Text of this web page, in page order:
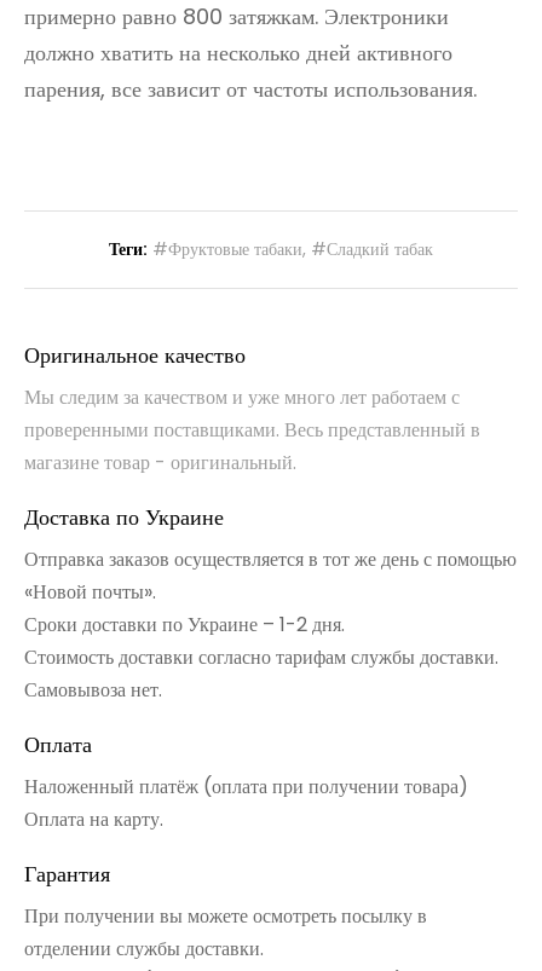
примерно равно 800 затяжкам. Электроники
должно хватить на несколько дней активного
парения, все зависит от частоты использования.
Теги: #Фруктовые табаки, #Сладкий табак
Оригинальное качество
Мы следим за качеством и уже много лет работаем с
проверенными поставщиками. Весь представленный в
магазине товар - оригинальный.
Доставка по Украине
Отправка заказов осуществляется в тот же день с помощью
«Новой почты».
Сроки доставки по Украине – 1-2 дня.
Стоимость доставки согласно тарифам службы доставки.
Самовывоза нет.
Оплата
Наложенный платёж (оплата при получении товара)
Оплата на карту.
Гарантия
При получении вы можете осмотреть посылку в
отделении службы доставки.